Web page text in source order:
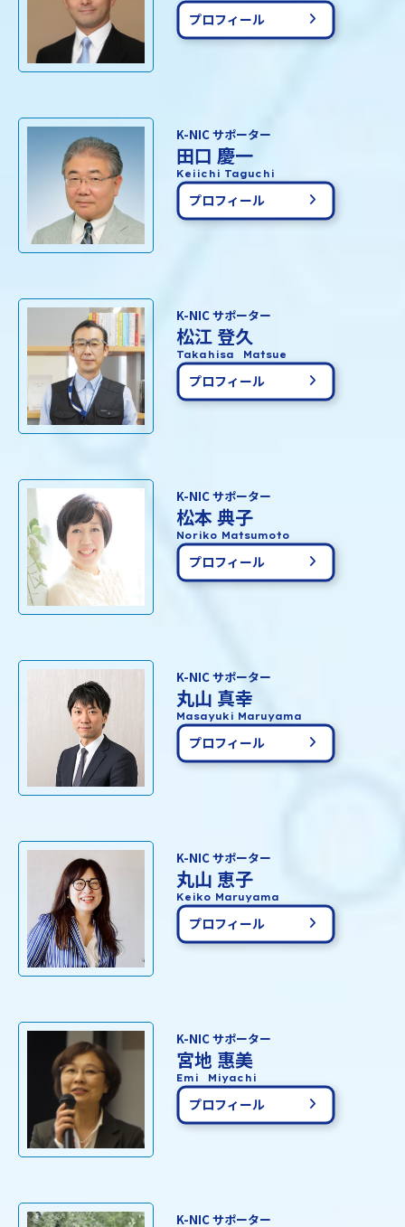
プロフィール
K-NIC サポーター
田口 慶一
Keiichi Taguchi
プロフィール
K-NIC サポーター
松江 登久
Takahisa Matsue
プロフィール
K-NIC サポーター
松本 典子
Noriko Matsumoto
プロフィール
K-NIC サポーター
丸山 真幸
Masayuki Maruyama
プロフィール
K-NIC サポーター
丸山 恵子
Keiko Maruyama
プロフィール
K-NIC サポーター
宮地 惠美
Emi Miyachi
プロフィール
K-NIC サポーター